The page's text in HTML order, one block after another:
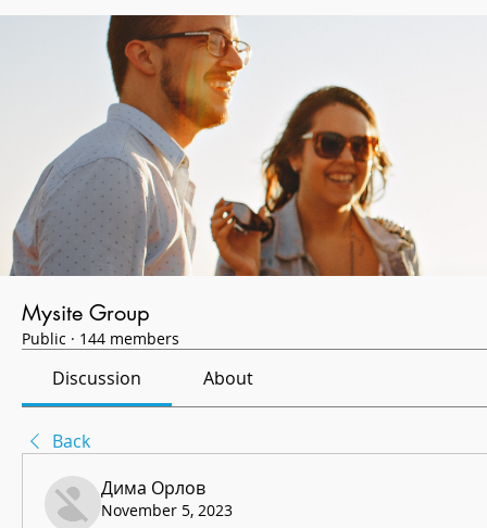
Mysite Group
Public · 144 members
Discussion About
Back
Дима Орлов
November 5, 2023